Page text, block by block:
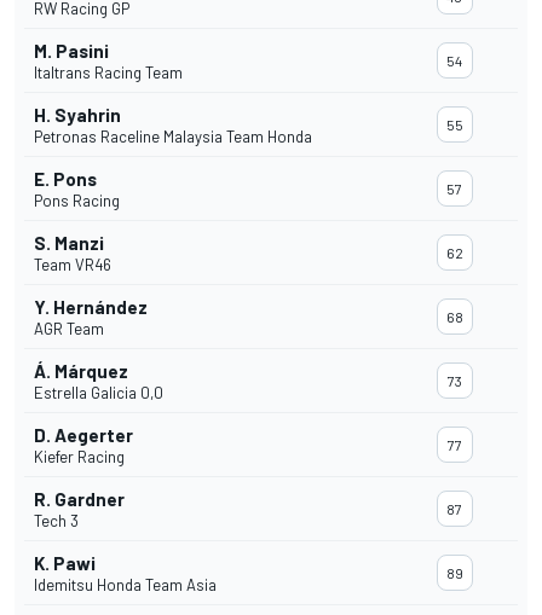
RW Racing GP
M. Pasini
Italtrans Racing Team
54
H. Syahrin
Petronas Raceline Malaysia Team Honda
55
E. Pons
Pons Racing
57
S. Manzi
Team VR46
62
Y. Hernández
AGR Team
68
Á. Márquez
Estrella Galicia 0,0
73
D. Aegerter
Kiefer Racing
77
R. Gardner
Tech 3
87
K. Pawi
Idemitsu Honda Team Asia
89